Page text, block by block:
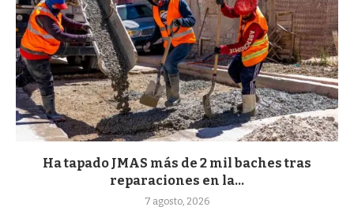
Ha tapado JMAS más de 2 mil baches tras
reparaciones en la...
7 agosto, 2026